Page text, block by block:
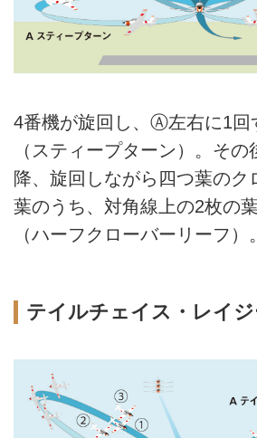
4番機が旋回し、Ⓐ左右に1回
（スティープターン）。そ
降、旋回しながら四つ葉のク
葉のうち、対角線上の2枚の
（ハーフクローバーリーフ）。
テイルチェイス・レイジ